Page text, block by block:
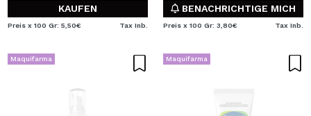
KAUFEN
Preis x 100 Gr: 5,50€ Tax Inb.
BENACHRICHTIGE MICH
Preis x 100 Gr: 3,80€ Tax Inb.
Maquifarma Maquifarma